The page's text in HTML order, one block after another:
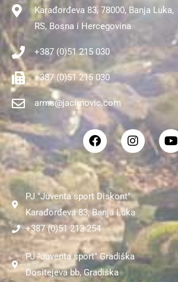
Karađorđeva 83, 78000, Banja Luka,
RS, Bosna i Hercegovina
+387 (0)51 215 030
+387 (0)51 215 030
arms@jacimovic.com
F
a
c
e
b
o
o
k
I
n
s
t
a
g
r
a
m
Y
o
u
t
u
b
PJ "Juventa sport Diskont"
Karađorđeva 83, Banja Luka
+387 (0)51 212 254
PJ "Juventa sport" Gradiška
Dositejeva bb, Gradiška